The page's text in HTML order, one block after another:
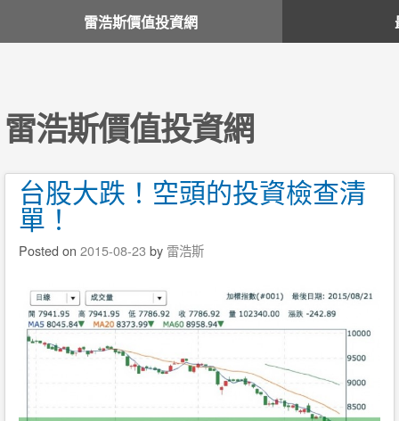
雷浩斯價值投資網
雷浩斯價值投資網
台股大跌！空頭的投資檢查清
單！
Posted on 2015-08-23 by 雷浩斯